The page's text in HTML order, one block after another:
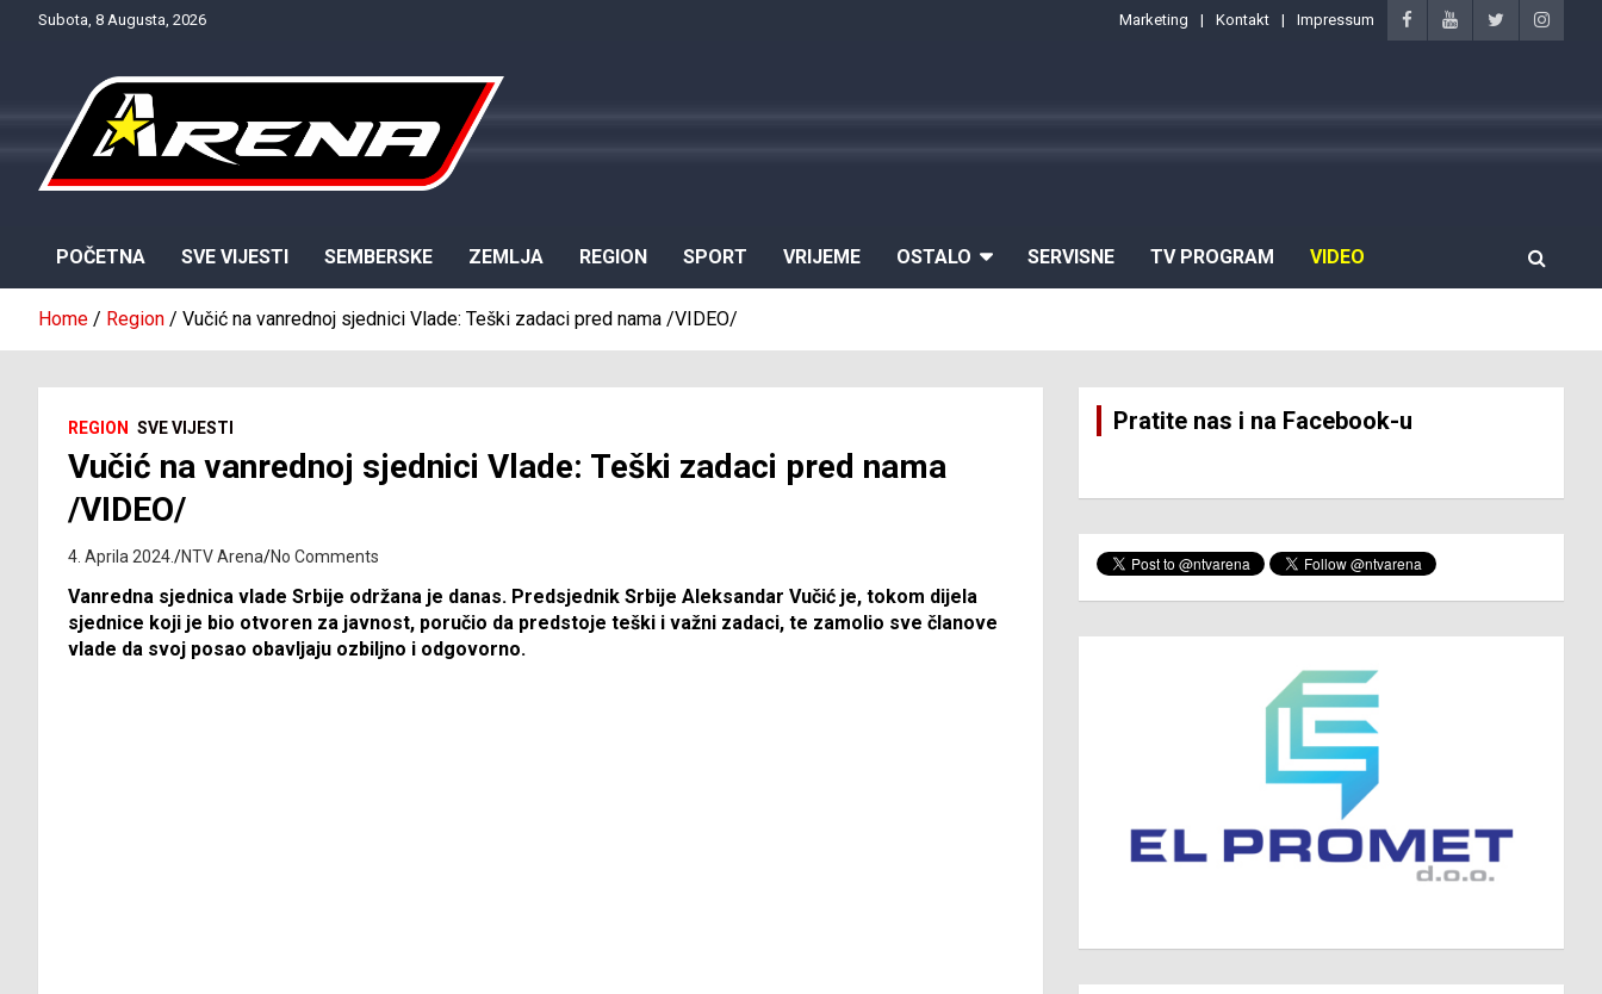
Subota, 8 Augusta, 2026 Marketing Kontakt Impressum
POČETNA SVE VIJESTI SEMBERSKE ZEMLJA REGION SPORT VRIJEME OSTALO SERVISNE TV PROGRAM VIDEO
Home Region Vučić na vanrednoj sjednici Vlade: Teški zadaci pred nama /VIDEO/
REGION SVE VIJESTI
Vučić na vanrednoj sjednici Vlade: Teški zadaci pred nama
/VIDEO/
4. Aprila 2024. NTV Arena No Comments
Vanredna sjednica vlade Srbije održana je danas. Predsjednik Srbije Aleksandar Vučić je, tokom dijela
sjednice koji je bio otvoren za javnost, poručio da predstoje teški i važni zadaci, te zamolio sve članove
vlade da svoj posao obavljaju ozbiljno i odgovorno.
Pratite nas i na Facebook-u